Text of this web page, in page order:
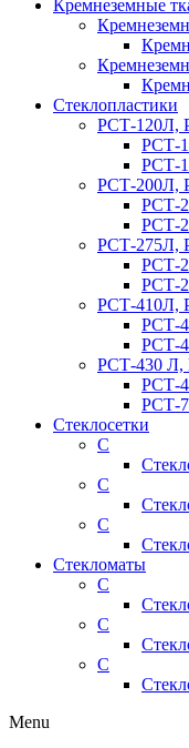
Кремнеземные
Стеклопластики
РСТ-120Л,
РСТ-
РСТ-
РСТ-200Л,
РСТ-
РСТ-
РСТ-275Л,
РСТ-
РСТ-
РСТ-410Л,
РСТ-
РСТ-
РСТ-430 Л,
РСТ-
РСТ-
Стеклосетки
С
С
С
Стекломаты
С
С
С
Menu